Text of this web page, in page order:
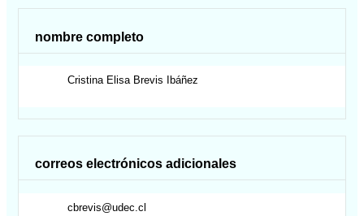
nombre completo
Cristina Elisa Brevis Ibáñez
correos electrónicos adicionales
cbrevis@udec.cl